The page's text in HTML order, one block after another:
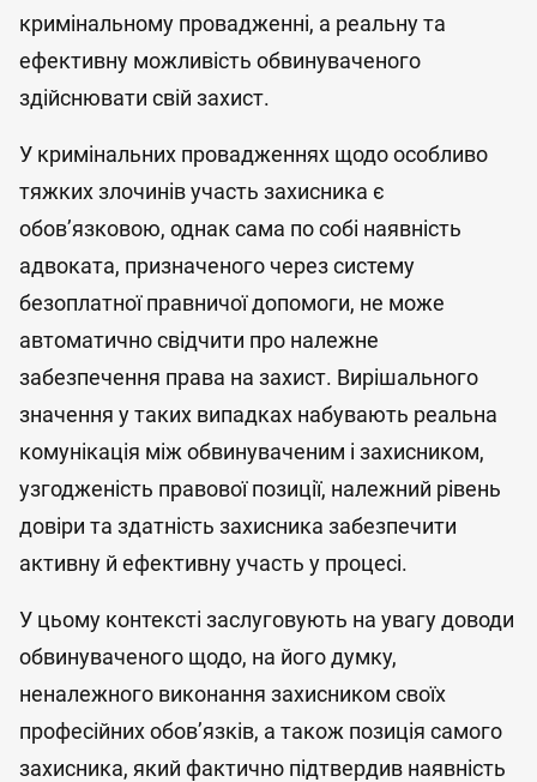
кримінальному провадженні, а реальну та
ефективну можливість обвинуваченого
здійснювати свій захист.
У кримінальних провадженнях щодо особливо
тяжких злочинів участь захисника є
обов’язковою, однак сама по собі наявність
адвоката, призначеного через систему
безоплатної правничої допомоги, не може
автоматично свідчити про належне
забезпечення права на захист. Вирішального
значення у таких випадках набувають реальна
комунікація між обвинуваченим і захисником,
узгодженість правової позиції, належний рівень
довіри та здатність захисника забезпечити
активну й ефективну участь у процесі.
У цьому контексті заслуговують на увагу доводи
обвинуваченого щодо, на його думку,
неналежного виконання захисником своїх
професійних обов’язків, а також позиція самого
захисника, який фактично підтвердив наявність